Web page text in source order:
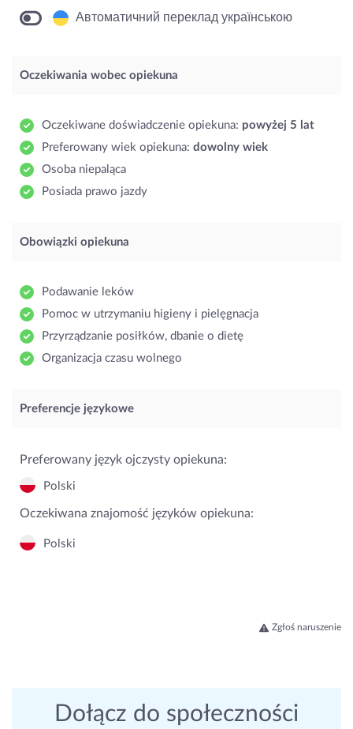
Автоматичний переклад українською
Oczekiwania wobec opiekuna
Oczekiwane doświadczenie opiekuna: powyżej 5 lat
Preferowany wiek opiekuna: dowolny wiek
Osoba niepaląca
Posiada prawo jazdy
Obowiązki opiekuna
Podawanie leków
Pomoc w utrzymaniu higieny i pielęgnacja
Przyrządzanie posiłków, dbanie o dietę
Organizacja czasu wolnego
Preferencje językowe
Preferowany język ojczysty opiekuna:
Polski
Oczekiwana znajomość języków opiekuna:
Polski
Zgłoś naruszenie
Dołącz do społeczności